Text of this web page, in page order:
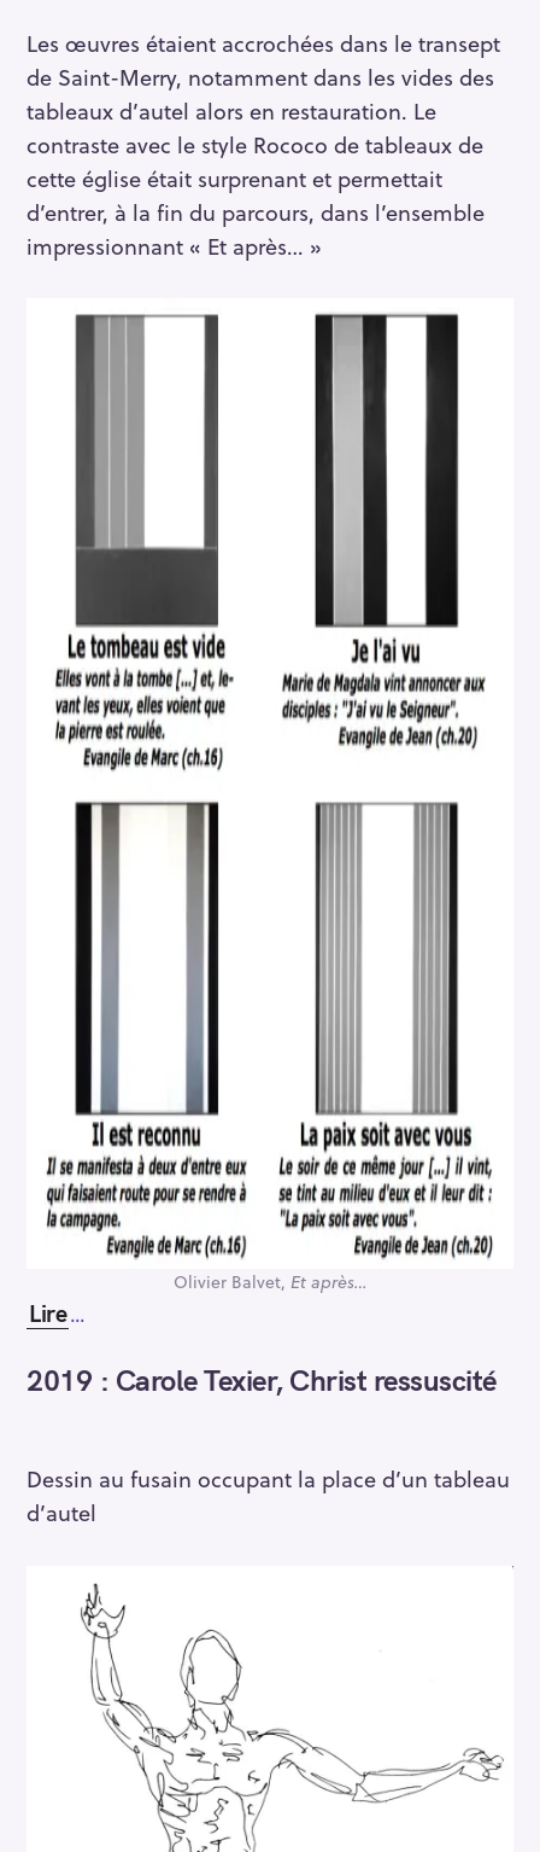
Les œuvres étaient accrochées dans le transept
de Saint-Merry, notamment dans les vides des
tableaux d’autel alors en restauration. Le
contraste avec le style Rococo de tableaux de
cette église était surprenant et permettait
d’entrer, à la fin du parcours, dans l’ensemble
impressionnant « Et après… »
Olivier Balvet, Et après…
Lire…
2019 : Carole Texier, Christ ressuscité
Dessin au fusain occupant la place d’un tableau
d’autel